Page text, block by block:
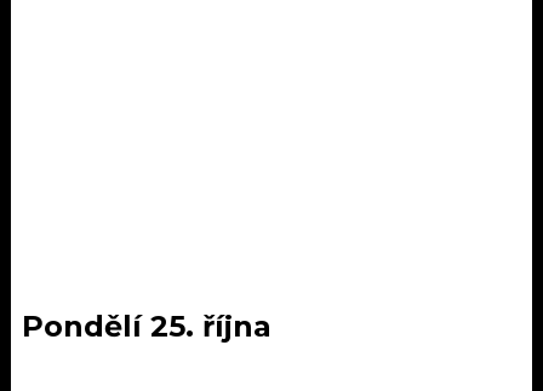
Pondělí 25. října